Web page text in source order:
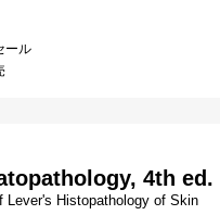
ール
4th ed.
Lever's Histopathology of Skin